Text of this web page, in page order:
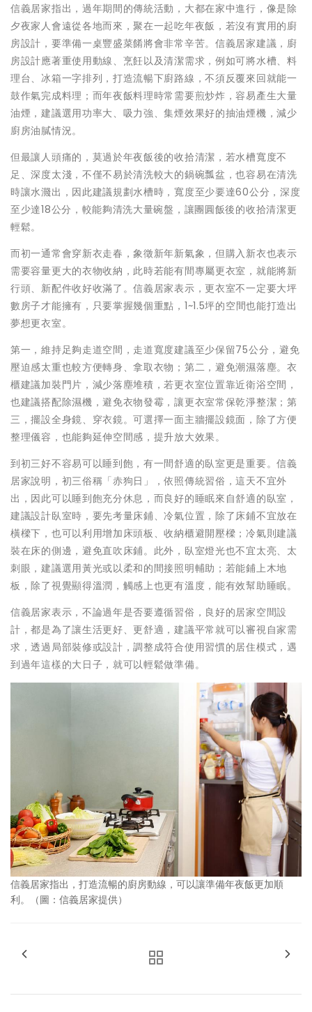
信義居家指出，過年期間的傳統活動，大都在家中進行，像是除
夕夜家人會遠從各地而來，聚在一起吃年夜飯，若沒有實用的廚
房設計，要準備一桌豐盛菜餚將會非常辛苦。信義居家建議，廚
房設計應著重使用動線、烹飪以及清潔需求，例如可將水槽、料
理台、冰箱一字排列，打造流暢下廚路線，不須反覆來回就能一
鼓作氣完成料理；而年夜飯料理時常需要煎炒炸，容易產生大量
油煙，建議選用功率大、吸力強、集煙效果好的抽油煙機，減少
廚房油膩情況。
但最讓人頭痛的，莫過於年夜飯後的收拾清潔，若水槽寬度不
足、深度太淺，不僅不易於清洗較大的鍋碗瓢盆，也容易在清洗
時讓水濺出，因此建議規劃水槽時，寬度至少要達60公分，深度
至少達18公分，較能夠清洗大量碗盤，讓團圓飯後的收拾清潔更
輕鬆。
而初一通常會穿新衣走春，象徵新年新氣象，但購入新衣也表示
需要容量更大的衣物收納，此時若能有間專屬更衣室，就能將新
行頭、新配件收好收滿了。信義居家表示，更衣室不一定要大坪
數房子才能擁有，只要掌握幾個重點，1~1.5坪的空間也能打造出
夢想更衣室。
第一，維持足夠走道空間，走道寬度建議至少保留75公分，避免
壓迫感太重也較方便轉身、拿取衣物；第二，避免潮濕落塵。衣
櫃建議加裝門片，減少落塵堆積，若更衣室位置靠近衛浴空間，
也建議搭配除濕機，避免衣物發霉，讓更衣室常保乾淨整潔；第
三，擺設全身鏡、穿衣鏡。可選擇一面主牆擺設鏡面，除了方便
整理儀容，也能夠延伸空間感，提升放大效果。
到初三好不容易可以睡到飽，有一間舒適的臥室更是重要。信義
居家說明，初三俗稱「赤狗日」，依照傳統習俗，這天不宜外
出，因此可以睡到飽充分休息，而良好的睡眠來自舒適的臥室，
建議設計臥室時，要先考量床鋪、冷氣位置，除了床鋪不宜放在
橫樑下，也可以利用增加床頭板、收納櫃避開壓樑；冷氣則建議
裝在床的側邊，避免直吹床鋪。此外，臥室燈光也不宜太亮、太
刺眼，建議選用黃光或以柔和的間接照明輔助；若能鋪上木地
板，除了視覺顯得溫潤，觸感上也更有溫度，能有效幫助睡眠。
信義居家表示，不論過年是否要遵循習俗，良好的居家空間設
計，都是為了讓生活更好、更舒適，建議平常就可以審視自家需
求，透過局部裝修或設計，調整成符合使用習慣的居住模式，遇
到過年這樣的大日子，就可以輕鬆做準備。
信義居家指出，打造流暢的廚房動線，可以讓準備年夜飯更加順
利。（圖：信義居家提供）